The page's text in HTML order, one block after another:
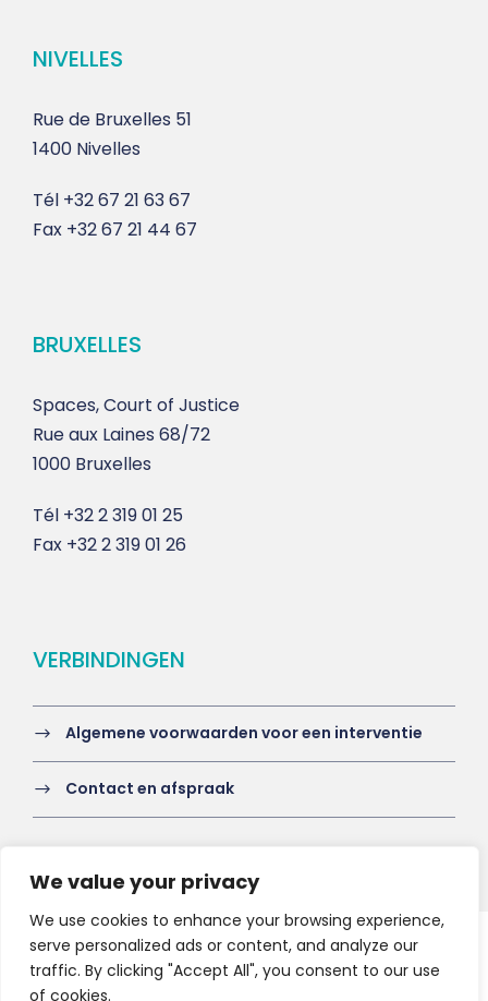
We value your privacy
We use cookies to enhance your browsing experience,
serve personalized ads or content, and analyze our
traffic. By clicking "Accept All", you consent to our use
of cookies.
NIVELLES
Rue de Bruxelles 51
1400 Nivelles
Tél +32 67 21 63 67
Fax +32 67 21 44 67
BRUXELLES
Spaces, Court of Justice
Rue aux Laines 68/72
1000 Bruxelles
Tél +32 2 319 01 25
Fax +32 2 319 01 26
VERBINDINGEN
Algemene voorwaarden voor een interventie
Contact en afspraak
Copyright 2021 HV-A, All Right Reserved